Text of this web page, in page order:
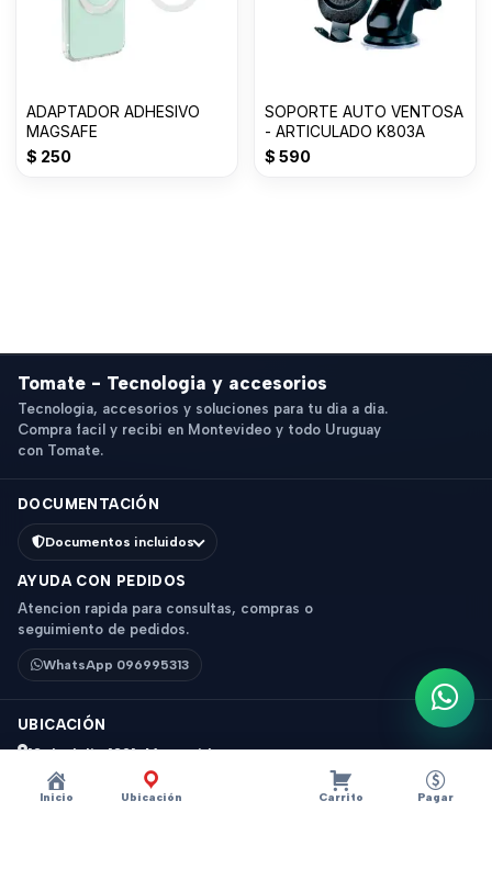
Inicio Ubicación Carrito Pagar
ADAPTADOR ADHESIVO
MAGSAFE
$ 250
SOPORTE AUTO VENTOSA
- ARTICULADO K803A
$ 590
Tomate - Tecnologia y accesorios
Tecnologia, accesorios y soluciones para tu dia a dia.
Compra facil y recibi en Montevideo y todo Uruguay
con Tomate.
DOCUMENTACIÓN
Documentos incluidos
AYUDA CON PEDIDOS
Atencion rapida para consultas, compras o
seguimiento de pedidos.
WhatsApp 096995313
UBICACIÓN
18 de Julio 1831, Montevideo
Horario: 9 a 18 hs